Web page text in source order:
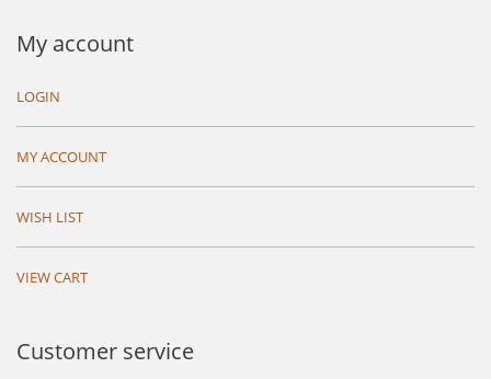
My account
LOGIN
MY ACCOUNT
WISH LIST
VIEW CART
Customer service